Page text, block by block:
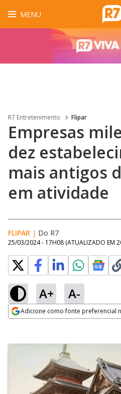
MENU
R7 Entretenimento Flipar
Empresas
dez
mais antigos
em atividade
FLIPAR | Do R7
25/03/2024 - 17H08 (ATUALIZADO EM
A+ A-
Adicione como fonte preferencial